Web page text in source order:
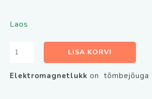
Laos
Elektromagnetlukk
180B
180kg
LISA KORVI
Elektromagnetlukk on tõmbejõuga